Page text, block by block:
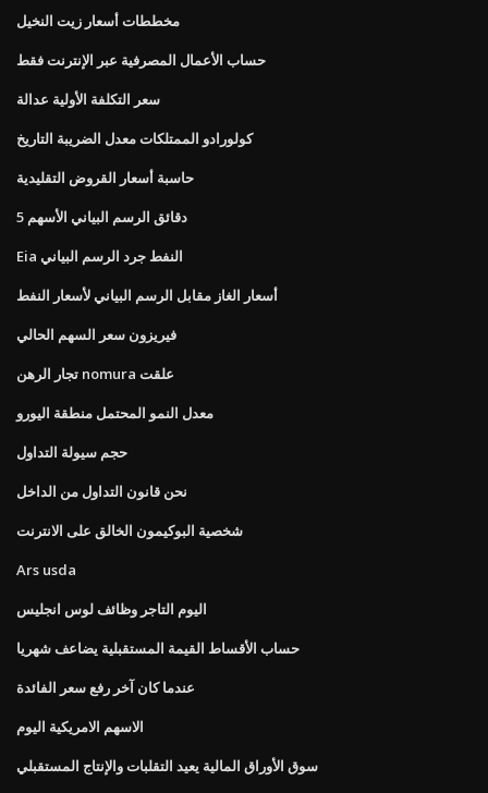
مخططات أسعار زيت النخيل
حساب الأعمال المصرفية عبر الإنترنت فقط
سعر التكلفة الأولية عدالة
كولورادو الممتلكات معدل الضريبة التاريخ
حاسبة أسعار القروض التقليدية
5 دقائق الرسم البياني الأسهم
Eia النفط جرد الرسم البياني
أسعار الغاز مقابل الرسم البياني لأسعار النفط
فيريزون سعر السهم الحالي
تجار الرهن nomura علقت
معدل النمو المحتمل منطقة اليورو
حجم سيولة التداول
نحن قانون التداول من الداخل
شخصية البوكيمون الخالق على الانترنت
Ars usda
اليوم التاجر وظائف لوس انجليس
حساب الأقساط القيمة المستقبلية يضاعف شهريا
عندما كان آخر رفع سعر الفائدة
الاسهم الامريكية اليوم
سوق الأوراق المالية يعيد التقلبات والإنتاج المستقبلي